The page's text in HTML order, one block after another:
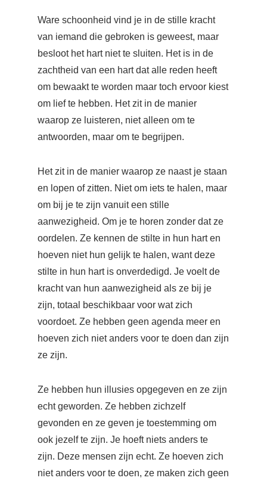
Ware schoonheid vind je in de stille kracht
van iemand die gebroken is geweest, maar
besloot het hart niet te sluiten. Het is in de
zachtheid van een hart dat alle reden heeft
om bewaakt te worden maar toch ervoor kiest
om lief te hebben. Het zit in de manier
waarop ze luisteren, niet alleen om te
antwoorden, maar om te begrijpen.
Het zit in de manier waarop ze naast je staan
en lopen of zitten. Niet om iets te halen, maar
om bij je te zijn vanuit een stille
aanwezigheid. Om je te horen zonder dat ze
oordelen. Ze kennen de stilte in hun hart en
hoeven niet hun gelijk te halen, want deze
stilte in hun hart is onverdedigd. Je voelt de
kracht van hun aanwezigheid als ze bij je
zijn, totaal beschikbaar voor wat zich
voordoet. Ze hebben geen agenda meer en
hoeven zich niet anders voor te doen dan zijn
ze zijn.
Ze hebben hun illusies opgegeven en ze zijn
echt geworden. Ze hebben zichzelf
gevonden en ze geven je toestemming om
ook jezelf te zijn. Je hoeft niets anders te
zijn. Deze mensen zijn echt. Ze hoeven zich
niet anders voor te doen, ze maken zich geen